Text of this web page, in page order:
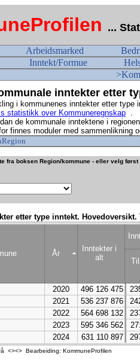
...
Arbeidsmarked
Inntekt/Formue
inntekter etter
i kommunenes inntekter etter type
statistikk over Kommuneregnskap .
de kommunale inntektene i
finnes moduler med sammenlikning
fra boksen Region/kommune - eller velg
etter type inntekt.
År
Inntekter i
alt
2020 496 126 475
2021 536 237 876
2022 564 698 132
2023 595 346 562
2024 631 110 897
<><> Bearbeiding: KommuneProfilen